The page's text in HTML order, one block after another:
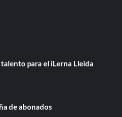
para el iLerna Lleida
de abonados